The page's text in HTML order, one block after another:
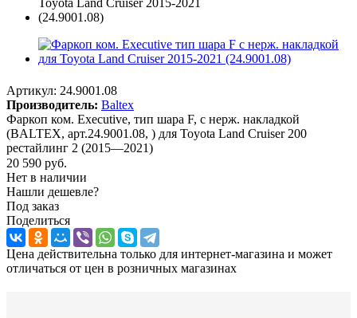
Артикул: 24.9001.08
Производитель: Baltex
Фаркоп ком. Executive, тип шара F, с нерж. накладкой
(BALTEX, арт.24.9001.08, ) для Toyota Land Cruiser 200
рестайлинг 2 (2015—2021)
20 590 руб.
Нет в наличии
Нашли дешевле?
Под заказ
Поделиться
Цена действительна только для интернет-магазина и может
отличаться от цен в розничных магазинах